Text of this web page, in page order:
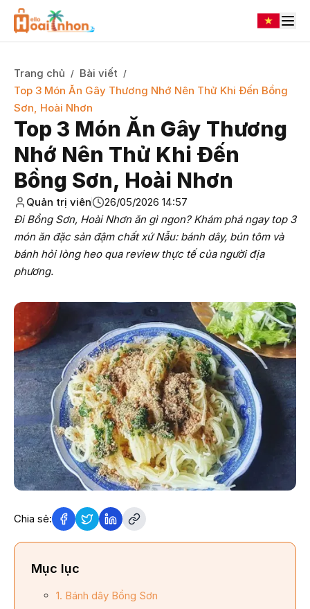
Trang chủ / Bài viết /
Top 3 Món Ăn Gây Thương Nhớ Nên Thử Khi Đến Bồng
Sơn, Hoài Nhơn
Top 3 Món Ăn Gây Thương
Nhớ Nên Thử Khi Đến
Bồng Sơn, Hoài Nhơn
Quản trị viên
26/05/2026 14:57
Đi Bồng Sơn, Hoài Nhơn ăn gì ngon? Khám phá ngay top 3
món ăn đặc sản đậm chất xứ Nẫu: bánh dây, bún tôm và
bánh hỏi lòng heo qua review thực tế của người địa
phương.
Chia sẻ:
Mục lục
1. Bánh dây Bồng Sơn